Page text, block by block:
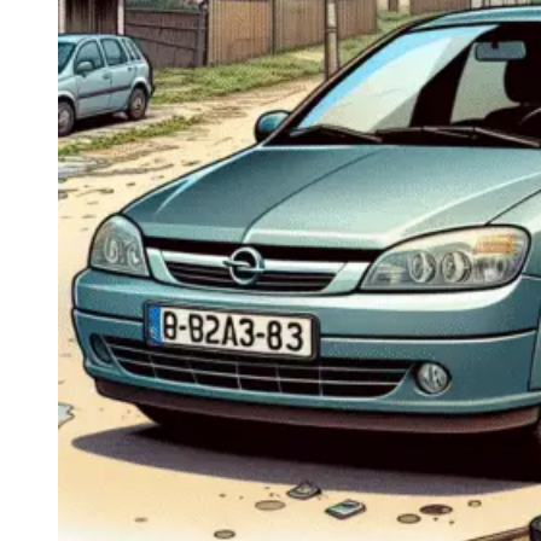
Navigatie Duster 2011
Navigatie Duster 2019
Audi
Navigatie Audi A3 8p
Navigatie Audi A4
Navigatie Audi A4 B6
Navigatie Audi A4 B7
Navigatie Audi A4 B8
Navigatie Audi A5
Navigatie Audi A6 C5
Navigatie Audi A6 C6
Navigatie Audi A6 C7
Navigatie Audi Q5
Ford
Navigație Ford Fiesta
Navigație Ford Focus 1
Navigație Ford Focus 2
Navigație Ford Focus MK3
Navigație Ford Mondeo MK3
Navigație Ford Mondeo MK4
Navigație Ford Transit
Mercedes
Navigație Mercedes C Class W203
Navigație Mercedes C Class W204
Navigație Mercedes W203